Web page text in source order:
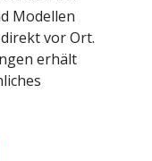
Modellen
vor Ort.
erhält